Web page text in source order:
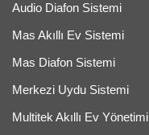
Audio Diafon Sistemi
Mas Akıllı Ev Sistemi
Mas Diafon Sistemi
Merkezi Uydu Sistemi
Multitek Akıllı Ev Yönetimi